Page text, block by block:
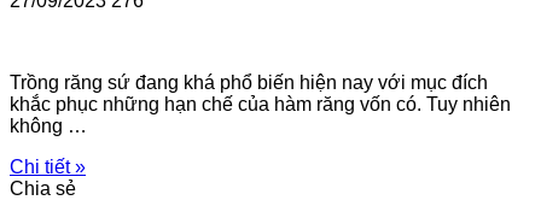
Trồng răng sứ đang khá phổ biến hiện nay với mục đích
khắc phục những hạn chế của hàm răng vốn có. Tuy nhiên
không …
Chi tiết »
Chia sẻ